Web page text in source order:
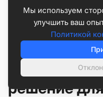
каждый вариант
сообщения,
Какое
решение
Мы используем
улучшить ваш
Политикой